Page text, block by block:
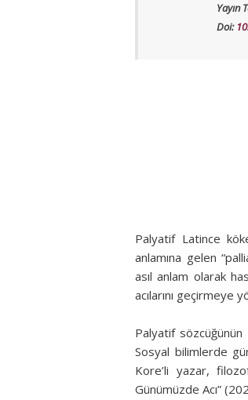
Yayın
Doi:
Palyatif Latince
anlamına gelen
asıl anlam olarak
acılarını geçirmeye
Palyatif sözcüğünün
Sosyal bilimlerde
Kore’li yazar,
Günümüzde Acı”